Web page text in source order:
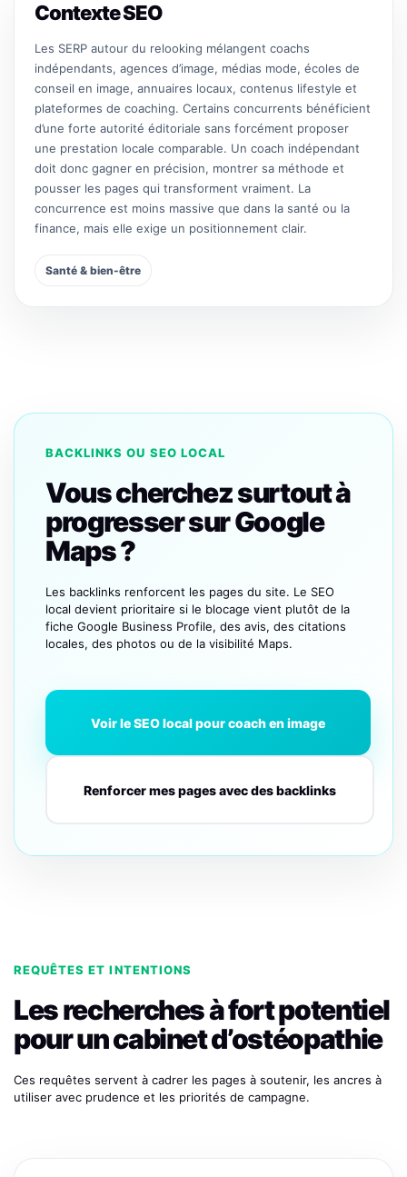
Contexte SEO
Les SERP autour du relooking mélangent coachs
indépendants, agences d’image, médias mode, écoles de
conseil en image, annuaires locaux, contenus lifestyle et
plateformes de coaching. Certains concurrents bénéficient
d’une forte autorité éditoriale sans forcément proposer
une prestation locale comparable. Un coach indépendant
doit donc gagner en précision, montrer sa méthode et
pousser les pages qui transforment vraiment. La
concurrence est moins massive que dans la santé ou la
finance, mais elle exige un positionnement clair.
Santé & bien-être
BACKLINKS OU SEO LOCAL
Vous cherchez surtout à
progresser sur Google
Maps ?
Les backlinks renforcent les pages du site. Le SEO
local devient prioritaire si le blocage vient plutôt de la
fiche Google Business Profile, des avis, des citations
locales, des photos ou de la visibilité Maps.
Voir le SEO local pour coach en image
Renforcer mes pages avec des backlinks
REQUÊTES ET INTENTIONS
Les recherches à fort potentiel
pour un cabinet d’ostéopathie
Ces requêtes servent à cadrer les pages à soutenir, les ancres à
utiliser avec prudence et les priorités de campagne.